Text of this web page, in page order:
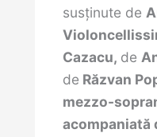
susținute de
Cazacu, de
de Răzvan
mezzo-
acompaniată